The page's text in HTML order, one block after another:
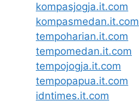
kompasjogja.it.com
kompasmedan.it.com
tempoharian.it.com
tempomedan.it.com
tempojogja.it.com
tempopapua.it.com
idntimes.it.com